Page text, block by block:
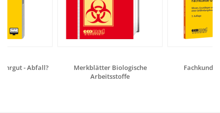
- Abfall?
Merkblätter Biologische
Arbeitsstoffe
Fachkunde